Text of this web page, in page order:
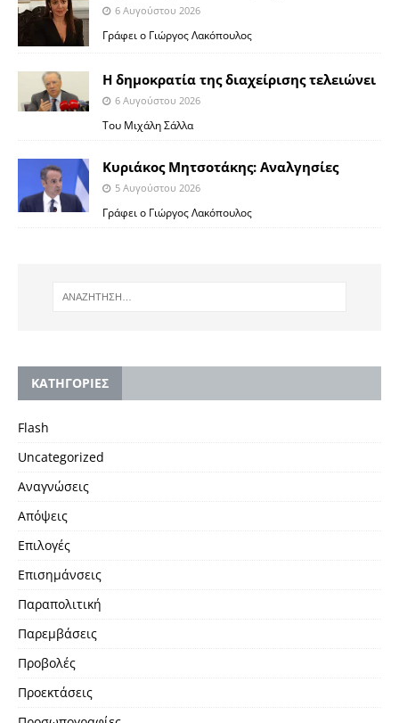
6 Αυγούστου 2026
Γράφει ο Γιώργος Λακόπουλος
Η δημοκρατία της διαχείρισης τελειώνει
6 Αυγούστου 2026
Του Μιχάλη Σάλλα
Κυριάκος Μητσοτάκης: Αναλγησίες
5 Αυγούστου 2026
Γράφει ο Γιώργος Λακόπουλος
KΑΤΗΓΟΡΙΕΣ
Flash
Uncategorized
Αναγνώσεις
Απόψεις
Επιλογές
Επισημάνσεις
Παραπολιτική
Παρεμβάσεις
Προβολές
Προεκτάσεις